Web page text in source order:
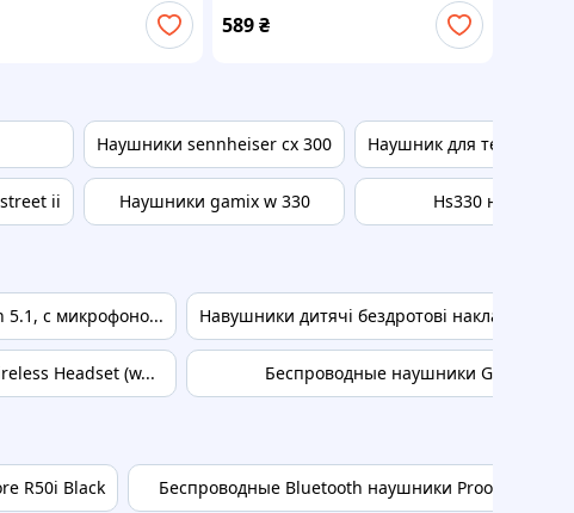
блогера Black
589₴
ii
Наушники sennheiser cx 300
Наушники gamix w 330
Наушник для телефона
Hs330 наушники
5.1, с микрофоно...
Headset (w...
Навушники дитячі бездротові накладні
Беспроводные наушники Google
R50i Black Беспроводные Bluetooth наушники Proove 70's